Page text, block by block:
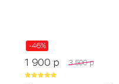
-46%
1 900 p 3 500 p